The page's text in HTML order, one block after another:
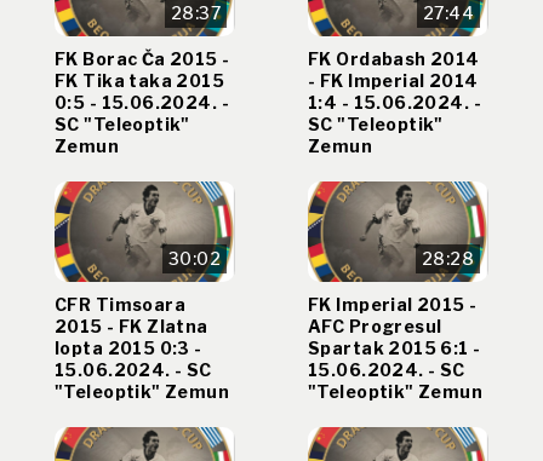
28:37
FK Borac Ča 2015 -
FK Tika taka 2015
0:5 - 15.06.2024. -
SC "Teleoptik"
Zemun
27:44
FK Ordabash 2014
- FK Imperial 2014
1:4 - 15.06.2024. -
SC "Teleoptik"
Zemun
30:02
CFR Timsoara
2015 - FK Zlatna
lopta 2015 0:3 -
15.06.2024. - SC
"Teleoptik" Zemun
28:28
FK Imperial 2015 -
AFC Progresul
Spartak 2015 6:1 -
15.06.2024. - SC
"Teleoptik" Zemun